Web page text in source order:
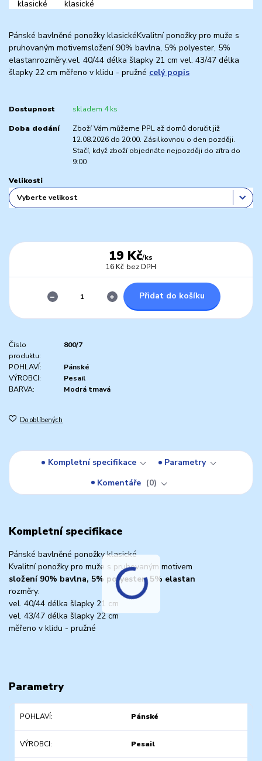
Pánské bavlněné ponožky klasickéKvalitní ponožky pro muže s
pruhovaným motivemsložení 90% bavlna, 5% polyester, 5%
elastanrozměry:vel. 40/44 délka šlapky 21 cm vel. 43/47 délka
šlapky 22 cm měřeno v klidu - pružné celý popis
Dostupnost skladem 4 ks
Doba dodání
Zboží Vám můžeme PPL až domů doručit již
12.08.2026 do 20:00. Zásilkovnou o den později.
Stačí, když zboží objednáte nejpozději do zítra do
9:00
Velikosti
19 Kč/ks
16 Kč bez DPH
Přidat do košíku
Číslo
produktu:
800/7
POHLAVÍ:
Pánské
VÝROBCI:
Pesail
BARVA:
Modrá tmavá
Do oblíbených
Kompletní specifikace
Parametry
Komentáře
0
Kompletní specifikace
Pánské bavlněné ponožky klasické
Kvalitní ponožky pro muže s pruhovaným motivem
složení 90% bavlna, 5% polyester, 5% elastan
rozměry:
vel. 40/44 délka šlapky 21 cm
vel. 43/47 délka šlapky 22 cm
měřeno v klidu - pružné
Parametry
POHLAVÍ Pánské
VÝROBCI Pesail